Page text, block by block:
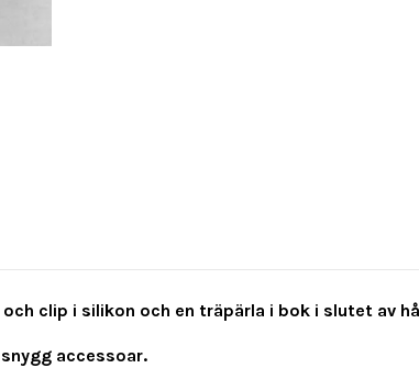
clip i silikon och en träpärla i bok i slutet av
accessoar.